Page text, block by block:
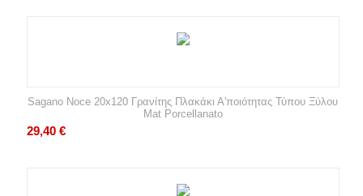
Sagano Noce 20x120 Γρανίτης Πλακάκι Α'ποιότητας Τύπου Ξύλου
Mat Porcellanato
29,40 €